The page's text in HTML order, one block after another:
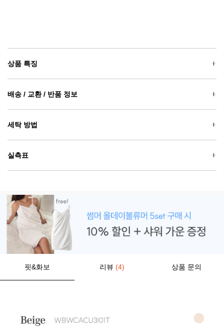
상품 특징
배송 / 교환 / 반품 정보
세탁 방법
실측표
핏&화보 리뷰 (4) 상품 문의